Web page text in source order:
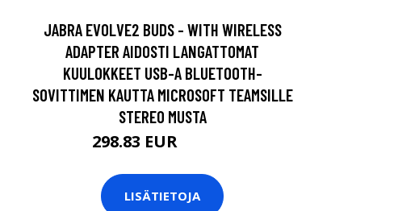
JABRA EVOLVE2 BUDS - WITH WIRELESS
ADAPTER AIDOSTI LANGATTOMAT
KUULOKKEET USB-A BLUETOOTH-
SOVITTIMEN KAUTTA MICROSOFT TEAMSILLE
STEREO MUSTA
298.83 EUR
LISÄTIETOJA